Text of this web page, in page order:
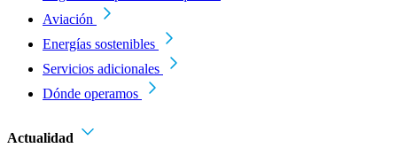
Aviación
Energías sostenibles
Servicios adicionales
Dónde operamos
Actualidad